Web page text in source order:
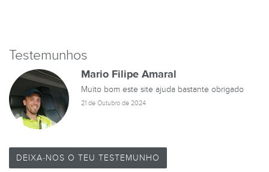
Testemunhos
Mario Filipe Amaral
Muito bom este site ajuda bastante obrigado
21 de Outubro de 2024
DEIXA-NOS O TEU TESTEMUNHO